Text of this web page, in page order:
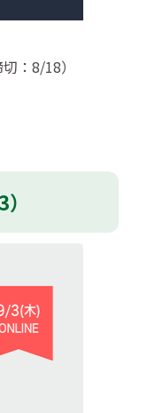
：8/18）